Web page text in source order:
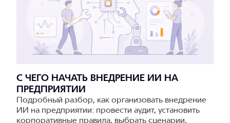
С ЧЕГО НАЧАТЬ ВНЕДРЕНИЕ ИИ НА
ПРЕДПРИЯТИИ
Подробный разбор, как организовать внедрение
ИИ на предприятии: провести аудит, установить
корпоративные правила, выбрать сценарии,